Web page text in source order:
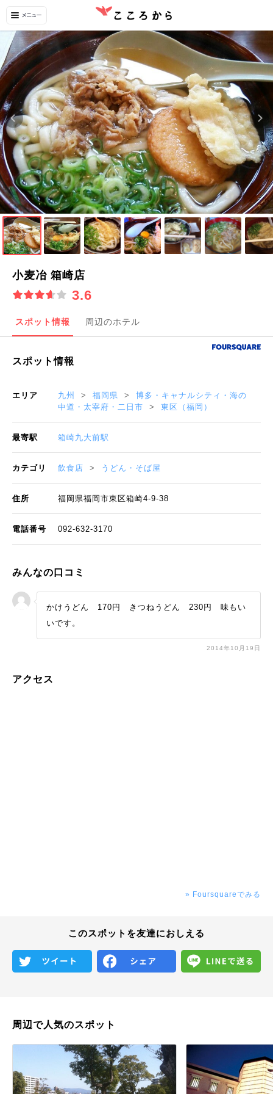
小麦冶 箱崎店
3.6
スポット情報 周辺のホテル
スポット情報
エリア 九州 福岡県
博多・キャナルシティ・海の
中道・太宰府・二日市
東区（福岡）
最寄駅 箱崎九大前駅
カテゴリ 飲食店 うどん・そば屋
住所 福岡県福岡市東区箱崎4-9-38
電話番号 092-632-3170
みんなの口コミ
かけうどん 170円 きつねうどん 230円 味もい
いです。
2014年10月19日
アクセス
» Foursquareでみる
このスポットを友達におしえる
周辺で人気のスポット